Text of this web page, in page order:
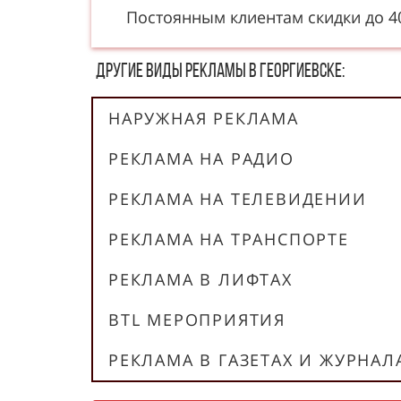
Постоянным клиентам скидки до
Другие в​​​​иды рекламы в Георгиевске:
НАРУЖНАЯ РЕКЛАМА
РЕКЛАМА НА РАДИО
РЕКЛАМА НА ТЕЛЕВИДЕНИИ
РЕКЛАМА НА ТРАНСПОРТЕ
РЕКЛАМА В ЛИФТАХ
BTL МЕРОПРИЯТИЯ
РЕКЛАМА В ГАЗЕТАХ И